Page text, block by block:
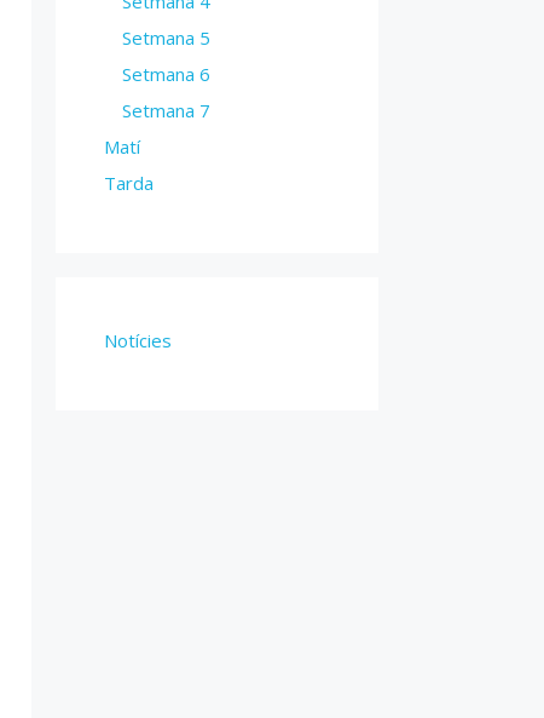
Setmana 5
Setmana 6
Setmana 7
Matí
Tarda
Notícies